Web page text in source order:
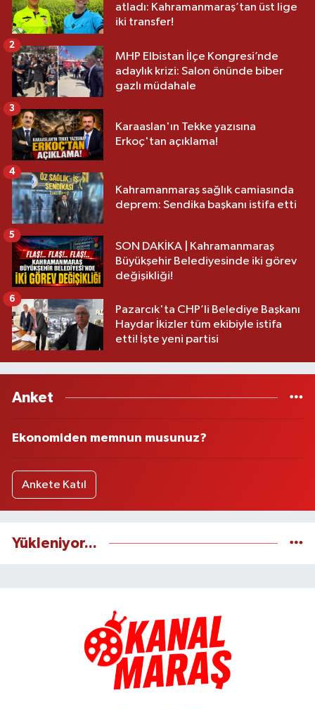
atladı: Kahramanmaraş’tan üst lige
iki transfer!
MHP Elbistan İlçe Kongresi’nde
adaylık krizi: Salon önünde biber
gazlı müdahale
2
Karaaslan'ın Tekke yazısına
Erkoç'tan açıklama!
3
Kahramanmaraş sağlık camiasında
deprem: Sendika başkanı istifa etti
4
SON DAKİKA | Kahramanmaraş
Büyükşehir Belediyesinde iki görev
değişikliği!
5
Pazarcık'ta CHP’li Belediye Başkanı
Haydar İkizler tüm ekibiyle istifa
etti! İşte yeni partisi
6
Anket
Ekonomiden memnun musunuz?
Ankete Katıl
Yükleniyor...